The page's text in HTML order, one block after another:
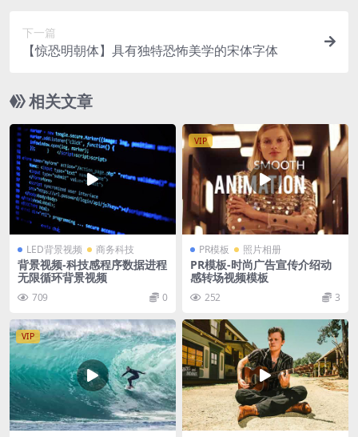
下一篇
【惊恐明朝体】具有独特恐怖美学的宋体字体
相关文章
LED背景视频 商务科技
背景视频-科技感程序数据进程
无限循环背景视频
709 0
VIP
PR模板 照片相册
PR模板-时尚广告宣传介绍动
感转场视频模板
252 3
VIP